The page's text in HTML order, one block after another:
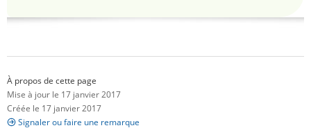
À propos de cette page
Mise à jour le 17 janvier 2017
Créée le 17 janvier 2017
Signaler ou faire une remarque